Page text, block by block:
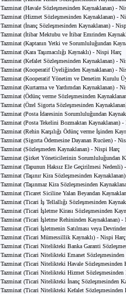
Tazminat (Havale Sözleşmesinden Kaynaklanan) -
Tazminat (Hizmet Sözleşmesinden Kaynaklanan) -
Tazminat (İnanç Sözleşmesinden Kaynaklanan) -
Tazminat (İtibar Mektubu ve İtibar Emrinden
Tazminat (Kaptanın Yetki ve Sorumluluğundan
Tazminat (Kara Taşımacılığı Kaynaklı) - Nispi Harç
Tazminat (Kefalet Sözleşmesinden Kaynaklanan) -
Tazminat (Kooperatif Üyeliğinden Kaynaklanan) -
Tazminat (Kooperatif Yönetim ve Denetim Kurulu
Tazminat (Kurtarma ve Yardımdan Kaynaklanan) -
Tazminat (Ödünç verme Sözleşmesinden
Tazminat (Özel Sigorta Sözleşmesinden
Tazminat (Posta İdaresinin Sorumluluğundan
Tazminat (Posta Tekelini Bozmaktan Kaynaklanan) -
Tazminat (Rehin Karşılığı Ödünç verme İşinden
Tazminat (Sigorta Ödemesine Dayanan Rucüen) -
Tazminat (Sözleşmeden Kaynaklanan) - Nispi Harç
Tazminat (Şirket Yöneticilerinin Sorumluluğundan
Tazminat (Tapunun Haksız Ele Geçirilmesi Nedenli)
Tazminat (Taşınır Kira Sözleşmesinden
Tazminat (Taşınmaz Kira Sözleşmesinden
Tazminat (Ticaret Siciline Yalan Beyandan
Tazminat (Ticari İş Tellallığı Sözleşmesinden
Tazminat (Ticari İşletme Kirası Sözleşmesinden
Tazminat (Ticari İşletme Rehininden Kaynaklanan) -
Tazminat (Ticari İşletmenin Satılması veya
Tazminat (Ticari Mümessillik Kaynaklı) - Nispi Harç
Tazminat (Ticari Nitelikteki Banka Garanti
Tazminat (Ticari Nitelikteki Emanet
Tazminat (Ticari Nitelikteki Havale Sözleşmesinden
Tazminat (Ticari Nitelikteki Hizmet Sözleşmesinden
Tazminat (Ticari Nitelikteki İnanç Sözleşmesinden
Tazminat (Ticari Nitelikteki Kefalet Sözleşmesinden